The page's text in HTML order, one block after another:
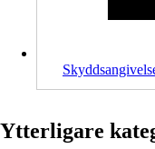
Ytterligare